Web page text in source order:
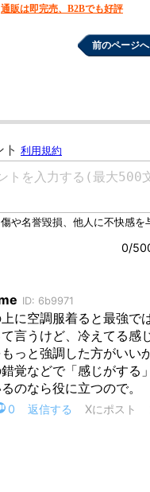
通販は即完売、B2Bでも好評
前のページへ